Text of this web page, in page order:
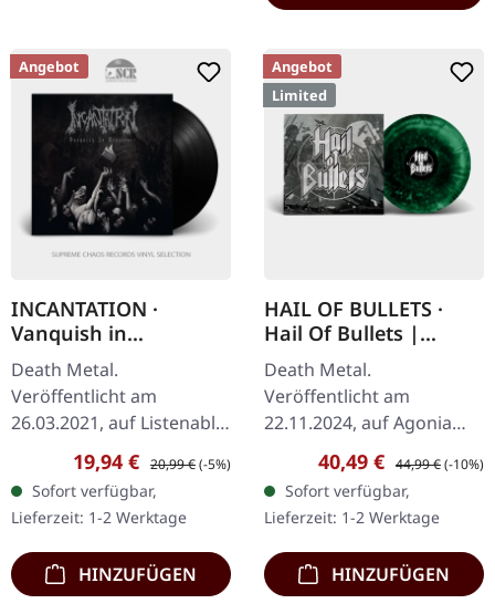
Angebot
INCANTATION ·
Vanquish in
Vengeance | BLACK LP
Death Metal.
Veröffentlicht am
26.03.2021, auf Listenable
Records. Schwarzes Vinyl
im Standard-Cover.
Incantations neuntes
Album "Vanquish in…
Verkaufspreis:
19,94 € Regulärer Preis:
20,99 €(-5%)
Sofort verfügbar,
Lieferzeit: 1-2 Werktage
HINZUFÜGEN
Angebot
Limited
HAIL OF BULLETS ·
Hail Of Bullets |
GREEN SUPER
MARBLED LP
Death Metal.
Veröffentlicht am
22.11.2024, auf Agonia
Records. Grün/schwarz
Splatter/Marbled Vinyl mit
Etching auf der B-Seite.
Limitiert auf 200…
Verkaufspreis:
40,49 € Regulärer Preis:
44,99 €(-10%)
Sofort verfügbar,
Lieferzeit: 1-2 Werktage
HINZUFÜGEN